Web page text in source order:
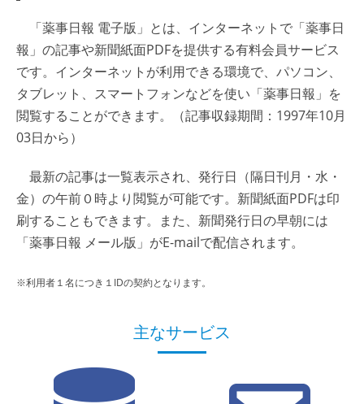
「薬事日報 電子版」とは、インターネットで「薬事日
報」の記事や新聞紙面PDFを提供する有料会員サービス
です。インターネットが利用できる環境で、パソコン、
タブレット、スマートフォンなどを使い「薬事日報」を
閲覧することができます。（記事収録期間：1997年10月
03日から）
最新の記事は一覧表示され、発行日（隔日刊月・水・
金）の午前０時より閲覧が可能です。新聞紙面PDFは印
刷することもできます。また、新聞発行日の早朝には
「薬事日報 メール版」がE-mailで配信されます。
※利用者１名につき１IDの契約となります。
主なサービス